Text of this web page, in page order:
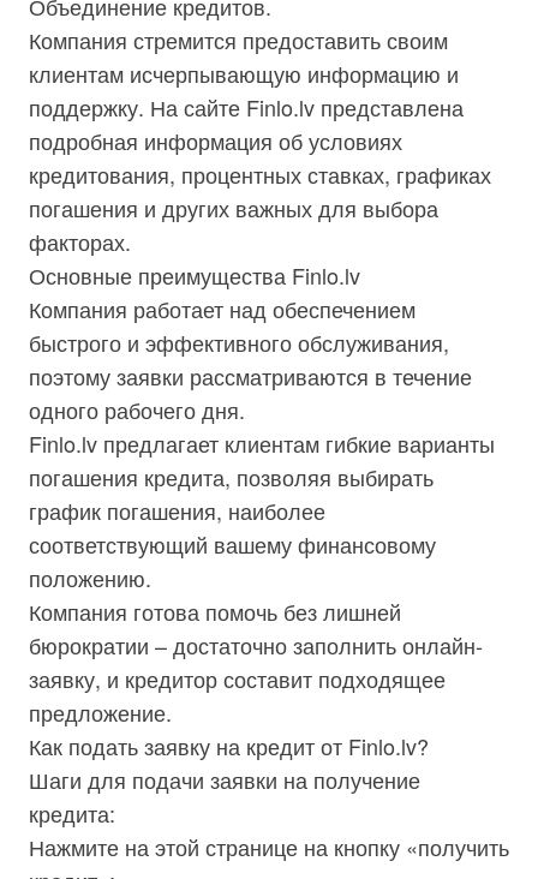
Компания стремится предоставить своим
клиентам исчерпывающую информацию и
поддержку. На сайте Finlo.lv представлена
подробная информация об условиях
кредитования, процентных ставках, графиках
погашения и других важных для выбора
факторах.
Основные преимущества Finlo.lv
Компания работает над обеспечением
быстрого и эффективного обслуживания,
поэтому заявки рассматриваются в течение
одного рабочего дня.
Finlo.lv предлагает клиентам гибкие варианты
погашения кредита, позволяя выбирать
график погашения, наиболее
соответствующий вашему финансовому
положению.
Компания готова помочь без лишней
бюрократии – достаточно заполнить онлайн-
заявку, и кредитор составит подходящее
предложение.
Как подать заявку на кредит от Finlo.lv?
Шаги для подачи заявки на получение
кредита:
Нажмите на этой странице на кнопку «получить